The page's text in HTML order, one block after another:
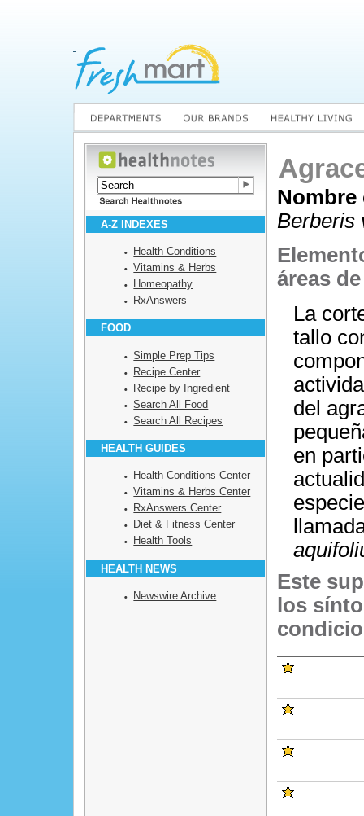
A-Z INDEXES
Health Conditions
Vitamins & Herbs
Homeopathy
RxAnswers
FOOD
Simple Prep Tips
Recipe Center
Recipe by Ingredient
Search All Food
Search All Recipes
HEALTH GUIDES
Health Conditions Center
Vitamins & Herbs Center
RxAnswers Center
Diet & Fitness Center
Health Tools
HEALTH NEWS
Newswire Archive
Berberis
áreas
La
tallo
del
en
Este
los